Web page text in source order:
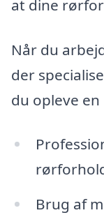
at dine
Når du
der
du opleve
Brug af